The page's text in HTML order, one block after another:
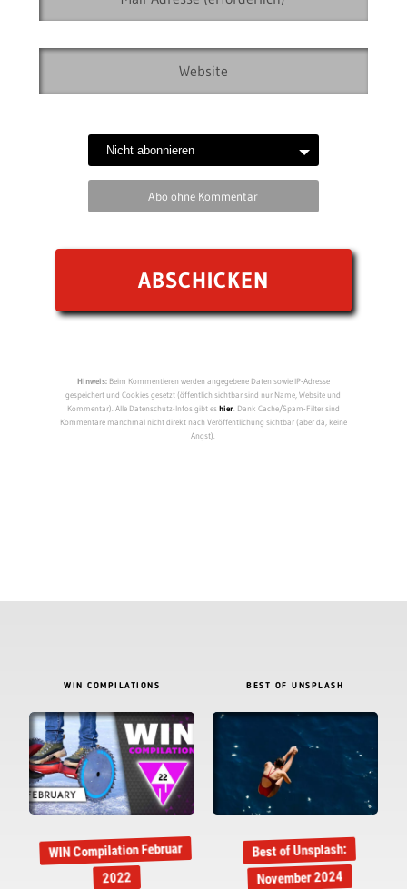
Abo ohne Kommentar
Hinweis:Beim Kommentieren werden angegebene Daten sowie IP-Adresse
gespeichert und Cookies gesetzt (öffentlich sichtbar sind nur Name, Website und
Kommentar). Alle Datenschutz-Infos gibt eshier. Dank Cache/Spam-Filter sind
Kommentare manchmal nicht direkt nach Veröffentlichung sichtbar (aber da, keine
Angst).
WIN COMPILATIONS
WIN Compilation Februar
2022
BEST OF UNSPLASH
Best of Unsplash:
November 2024